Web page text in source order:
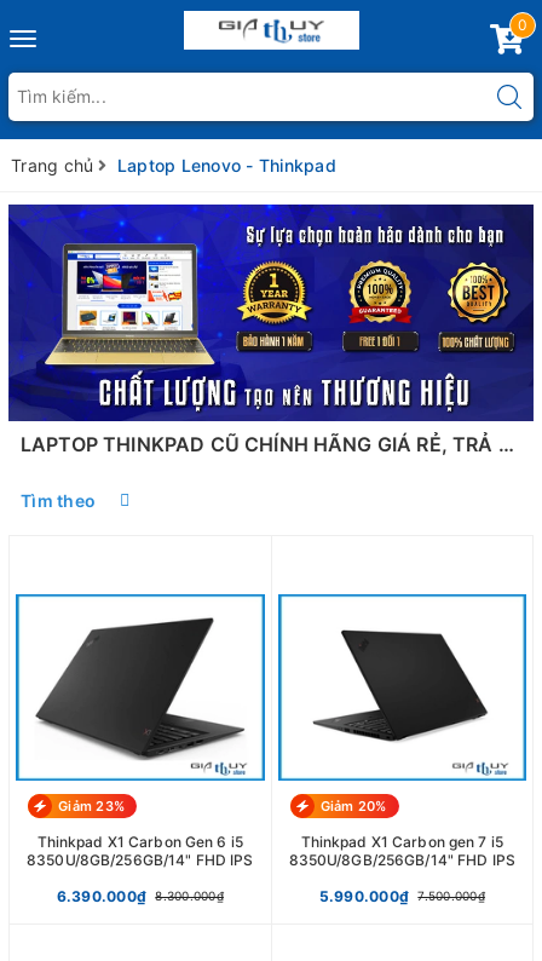
Toggle
0
Trang chủ Laptop Lenovo - Thinkpad
LAPTOP THINKPAD CŨ CHÍNH HÃNG GIÁ RẺ, TRẢ GÓP ƯU ĐÃI
Tìm theo
Giảm 23%
Thinkpad X1 Carbon Gen 6 i5
8350U/8GB/256GB/14" FHD IPS
6.390.000₫ 8.300.000₫
Giảm 20%
Thinkpad X1 Carbon gen 7 i5
8350U/8GB/256GB/14" FHD IPS
5.990.000₫ 7.500.000₫